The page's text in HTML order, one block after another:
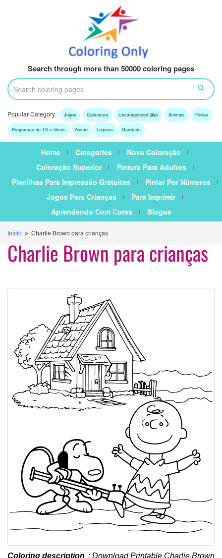
Search through more than 50000 coloring pages
Popular Category : Jogos Caricatura Uncategorized @pt Animais Férias
Programas de TV e filmes Anime Lugares Garotada
Home Categories
Nova Coloração
Coloração Superior
Pintura Para Adultos
Planilhas Para Impressão Gratuitas
Pintar Por Números
Jogos Para Crianças
Para Imprimir
Aprendendo Com Cores
Blogue
Início » Charlie Brown para crianças
Charlie Brown para crianças
Coloring description : Download Printable Charlie Brown